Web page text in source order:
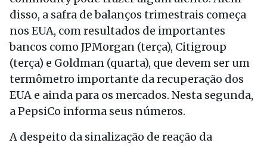
disso, a safra de balanços trimestrais começa
nos EUA, com resultados de importantes
bancos como JPMorgan (terça), Citigroup
(terça) e Goldman (quarta), que devem ser um
termômetro importante da recuperação dos
EUA e ainda para os mercados. Nesta segunda,
a PepsiCo informa seus números.
A despeito da sinalização de reação da